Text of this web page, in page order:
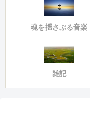
魂を揺さぶる音楽
雑記